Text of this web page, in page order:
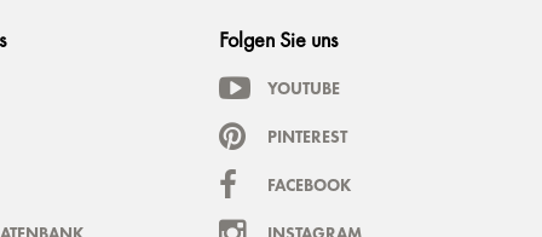
Folgen Sie uns
YOUTUBE
PINTEREST
FACEBOOK